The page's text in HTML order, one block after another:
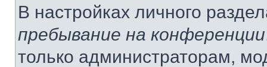
В настройках личного
пребывание на конференции
только администраторам,